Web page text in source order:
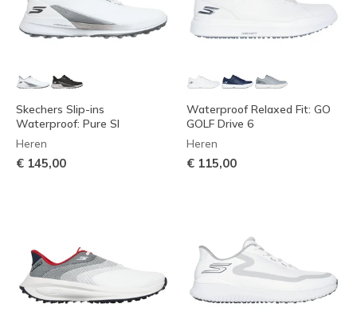
Skechers Slip-ins
Waterproof: Pure SI
Heren
€ 145,00
Waterproof Relaxed Fit: GO
GOLF Drive 6
Heren
€ 115,00